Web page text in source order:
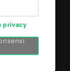
privacy